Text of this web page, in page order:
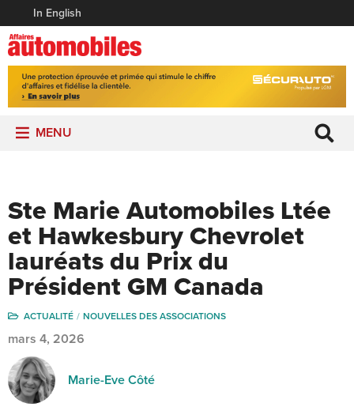
In English
MENU
Ste Marie Automobiles Ltée
et Hawkesbury Chevrolet
lauréats du Prix du
Président GM Canada
ACTUALITÉ NOUVELLES DES ASSOCIATIONS
mars 4, 2026
Marie-Eve Côté